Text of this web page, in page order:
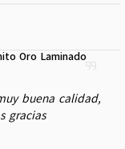
Oro Laminado
buena calidad,
gracias